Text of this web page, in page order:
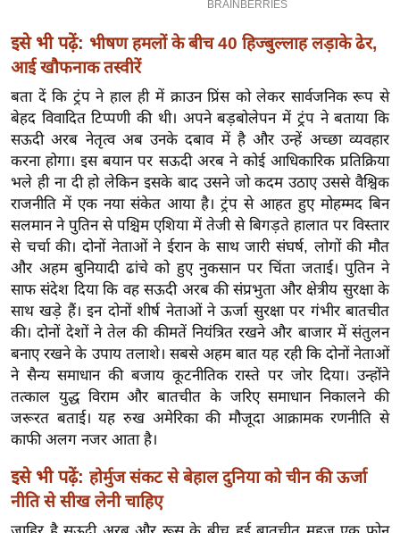
मि
सा
श
ख्सि
य
त
यं
ग
इं
डि
या
सा
हि
त्य
ज
ग
त
ऑ
टो
व
इसे भी पढ़ें: भीषण हमलों के बीच 40 हिज्बुल्लाह लड़ाके ढेर,
आई खौफनाक तस्वीरें
बता दें कि ट्रंप ने हाल ही में क्राउन प्रिंस को लेकर सार्वजनिक रूप से
बेहद विवादित टिप्पणी की थी। अपने बड़बोलेपन में ट्रंप ने बताया कि
सऊदी अरब नेतृत्व अब उनके दबाव में है और उन्हें अच्छा व्यवहार
करना होगा। इस बयान पर सऊदी अरब ने कोई आधिकारिक प्रतिक्रिया
भले ही ना दी हो लेकिन इसके बाद उसने जो कदम उठाए उससे वैश्विक
राजनीति में एक नया संकेत आया है। ट्रंप से आहत हुए मोहम्मद बिन
सलमान ने पुतिन से पश्चिम एशिया में तेजी से बिगड़ते हालात पर विस्तार
से चर्चा की। दोनों नेताओं ने ईरान के साथ जारी संघर्ष, लोगों की मौत
और अहम बुनियादी ढांचे को हुए नुकसान पर चिंता जताई। पुतिन ने
साफ संदेश दिया कि वह सऊदी अरब की संप्रभुता और क्षेत्रीय सुरक्षा के
साथ खड़े हैं। इन दोनों शीर्ष नेताओं ने ऊर्जा सुरक्षा पर गंभीर बातचीत
की। दोनों देशों ने तेल की कीमतें नियंत्रित रखने और बाजार में संतुलन
बनाए रखने के उपाय तलाशे। सबसे अहम बात यह रही कि दोनों नेताओं
ने सैन्य समाधान की बजाय कूटनीतिक रास्ते पर जोर दिया। उन्होंने
तत्काल युद्ध विराम और बातचीत के जरिए समाधान निकालने की
जरूरत बताई। यह रुख अमेरिका की मौजूदा आक्रामक रणनीति से
काफी अलग नजर आता है।
इसे भी पढ़ें: होर्मुज संकट से बेहाल दुनिया को चीन की ऊर्जा
नीति से सीख लेनी चाहिए